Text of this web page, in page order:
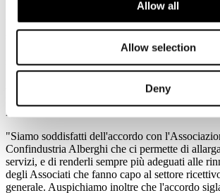
Allow all
Allow selection
Deny
Un confronto con le imprese per costruire
sulle specifiche esigenze del settore.
In questo contesto si inquadra anche l'accordo
stanzia un primo plafond di 300 milioni di
fino a 22 anni, dedicato a ristrutturazioni,
ampliamenti nonché al rinnovo di attrezzature e
normative antincendio.
"Siamo soddisfatti dell'accordo con
Confindustria Alberghi che ci permette di
servizi, e di renderli sempre più adeguati alle
degli Associati che fanno capo al settore
generale. Auspichiamo inoltre che l'accordo